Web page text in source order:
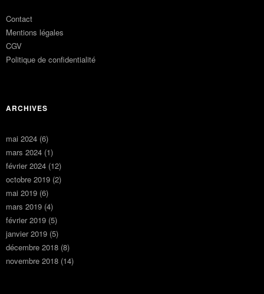
Contact
Mentions légales
CGV
Politique de confidentialité
ARCHIVES
mai 2024 (6)
mars 2024 (1)
février 2024 (12)
octobre 2019 (2)
mai 2019 (6)
mars 2019 (4)
février 2019 (5)
janvier 2019 (5)
décembre 2018 (8)
novembre 2018 (14)